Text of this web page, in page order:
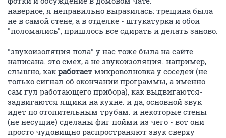
наверное, я неправильно выразилась: трещина была
не в самой стене, а в отделке - штукатурка и обои
"поломались", пришлось все сдирать и делать заново.
"звукоизоляция пола" у нас тоже была на сайте
написана. это смех, а не звукоизоляция. например,
слышно, как работает микроволновка у соседей (не
только сигнал об окончании программы, а именно
сам гул работающего прибора), как выдвигаются-
задвигаются ящики на кухне. и да, основной звук
идет по отопительным трубам. и некоторые стены
(не несущие) сделаны фиг пойми из чего - вот они
просто чудовищно распространяют звук сверху